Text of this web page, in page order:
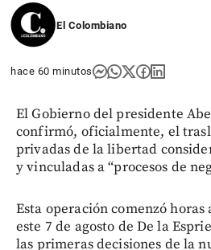
El Colombiano
hace 60 minutos
El Gobierno del presidente
confirmó, oficialmente, el
privadas de la libertad
y vinculadas a “procesos de
Esta operación comenzó horas
este 7 de agosto de De la
las primeras decisiones de la